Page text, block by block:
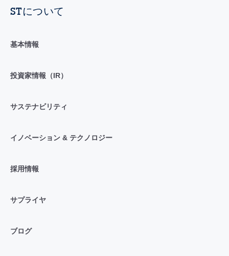
STについて
基本情報
投資家情報（IR）
サステナビリティ
イノベーション & テクノロジー
採用情報
サプライヤ
ブログ